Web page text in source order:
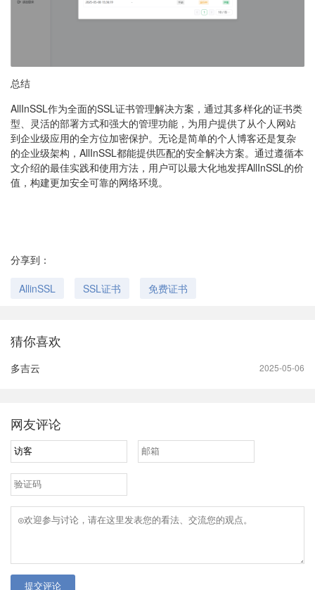
总结
AllInSSL作为全面的SSL证书管理解决方案，通过其多样化的证书类
型、灵活的部署方式和强大的管理功能，为用户提供了从个人网站
到企业级应用的全方位加密保护。无论是简单的个人博客还是复杂
的企业级架构，AllInSSL都能提供匹配的安全解决方案。通过遵循本
文介绍的最佳实践和使用方法，用户可以最大化地发挥AllInSSL的价
值，构建更加安全可靠的网络环境。
分享到：
AllinSSL SSL证书 免费证书
猜你喜欢
2025-05-06
多吉云
网友评论
提交评论